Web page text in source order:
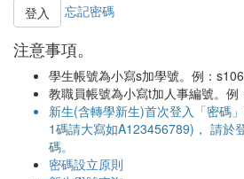
忘記密碼
注意事項。
學生帳號為小寫s加學號。例：
教職員帳號為小寫t加人事編號。例
新生(含轉學新生)首次登入「密碼
1碼請大寫如A123456789)， 請於
碼。
密碼設立原則